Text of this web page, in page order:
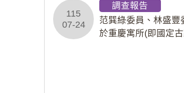
115
07-24
調查報告
范巽綠委員、林盛
於重慶寓所(即國定